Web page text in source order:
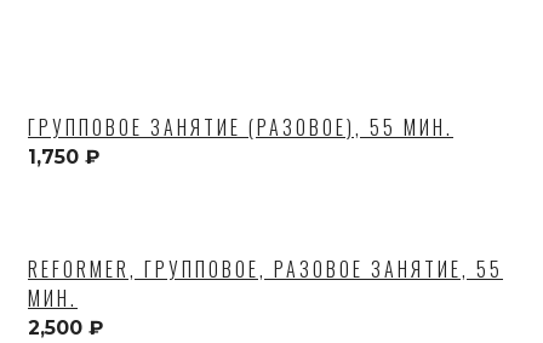
ГРУППОВОЕ ЗАНЯТИЕ (РАЗОВОЕ), 55 МИН.
1,750 ₽
REFORMER, ГРУППОВОЕ, РАЗОВОЕ ЗАНЯТИЕ, 55
МИН.
2,500 ₽